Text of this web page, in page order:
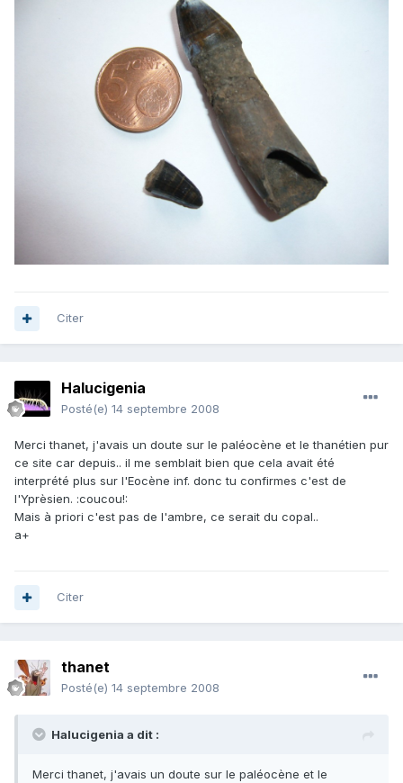
Citer
Halucigenia
Posté(e) 14 septembre 2008
Merci thanet, j'avais un doute sur le paléocène et le thanétien pur
ce site car depuis.. il me semblait bien que cela avait été
interprété plus sur l'Eocène inf. donc tu confirmes c'est de
l'Yprèsien. :coucou!:
Mais à priori c'est pas de l'ambre, ce serait du copal..
a+
Citer
thanet
Posté(e) 14 septembre 2008
Halucigenia a dit :
Merci thanet, j'avais un doute sur le paléocène et le